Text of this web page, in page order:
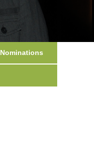
Nominations